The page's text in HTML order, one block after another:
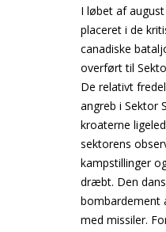
I løbet af
placeret i de
canadiske
overført til
De relativt
angreb i Sektor
kroaterne
sektorens
kampstillinger
dræbt. Den
bombardement
med missiler.